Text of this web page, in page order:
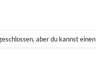
aber du kannst einen